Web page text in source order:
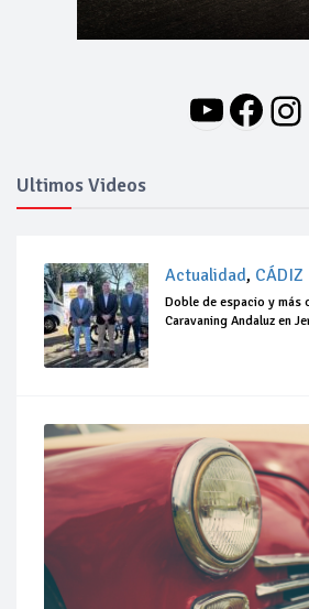
YouTube
Ultimos Videos
Actualidad, CÁDIZ
Doble de espacio y más
Caravaning Andaluz en